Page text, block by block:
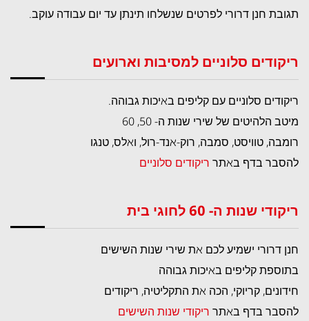
תגובת חנן דרורי לפרטים שנשלחו תינתן עד יום עבודה עוקב.
ריקודים סלוניים למסיבות וארועים
ריקודים סלוניים עם קליפים באיכות גבוהה.
מיטב הלהיטים של שירי שנות ה- 50, 60
רומבה, טוויסט, סמבה, רוק-אנד-רול, ואלס, טנגו
להסבר בדף באתר ריקודים סלוניים
ריקודי שנות ה- 60 לחוגי בית
חנן דרורי ישמיע לכם את שירי שנות השישים
בתוספת קליפים באיכות גבוהה
חידונים, קריוקי, הכה את התקליטיה, ריקודים
להסבר בדף באתר ריקודי שנות השישים